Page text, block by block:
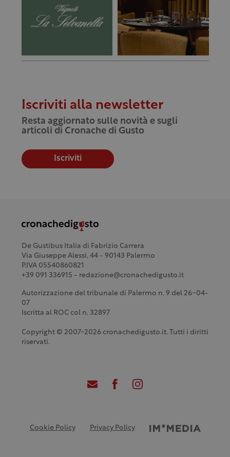
Iscriviti alla newsletter
Resta aggiornato sulle novità e sugli
articoli di Cronache di Gusto
Iscriviti
De Gustibus Italia di Fabrizio Carrera
Via Giuseppe Alessi, 44 - 90143 Palermo
P.IVA 05540860821
+39 091 336915 - redazione@cronachedigusto.it
Autorizzazione del tribunale di Palermo n. 9 del 26-04-
07
Iscritta al ROC col n. 32897
Copyright © 2007-2026 cronachedigusto.it. Tutti i diritti
riservati.
Cookie Policy Privacy Policy Credits